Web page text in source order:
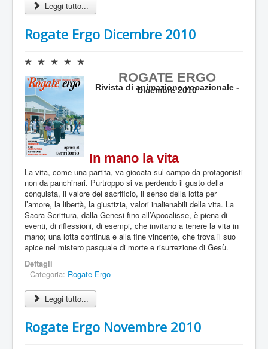
Leggi tutto...
Rogate Ergo Dicembre 2010
V
a
l
u
t
a
z
i
o
n
e
a
t
t
u
a
l
e
5
ROGATE ERGO
Rivista di animazione vocazionale -
Dicembre 2010
In mano la vita
La vita, come una partita, va giocata sul campo da protagonisti
non da panchinari. Purtroppo si va perdendo il gusto della
conquista, il valore del sacrificio, il senso della lotta per
l’amore, la libertà, la giustizia, valori inalienabili della vita. La
Sacra Scrittura, dalla Genesi fino all’Apocalisse, è piena di
eventi, di riflessioni, di esempi, che invitano a tenere la vita in
mano; una lotta continua e alla fine vincente, che trova il suo
apice nel mistero pasquale di morte e risurrezione di Gesù.
Dettagli
Categoria: Rogate Ergo
Leggi tutto...
Rogate Ergo Novembre 2010